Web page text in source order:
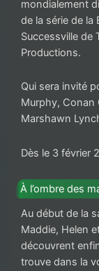
mondialement
de la série de la
Successville de
Productions.
Qui sera invité
Murphy, Conan
Marshawn
Dès le 3 février
À l’ombre des
Au début de la
Maddie, Helen
découvrent
trouve dans la